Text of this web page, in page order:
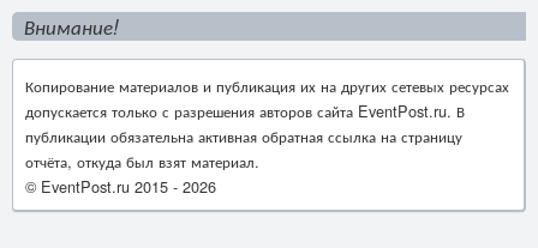
Внимание!
Копирование материалов и публикация их на других сетевых ресурсах
допускается только с разрешения авторов сайта EventPost.ru. В
публикации обязательна активная обратная ссылка на страницу
отчёта, откуда был взят материал.
© EventPost.ru 2015 - 2026